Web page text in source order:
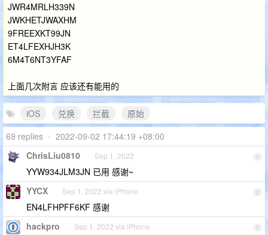
JWR4MRLH339N
JWKHETJWAXHM
9FREEXKT99JN
ET4LFEXHJH3K
6M4T6NT3YFAF
上面几次附言 应该还有能用的
iOS 兑换 拦截
原始
69 replies • 2022-09-02 17:44:19 +08:00
1
ChrisLiu0810 Sep 1, 2022
YYW934JLM3JN 已用 感谢~
2
YYCX Sep 1, 2022 via iPhone
EN4LFHPFF6KF 感谢
3
hackpro Sep 1, 2022 via iPhone